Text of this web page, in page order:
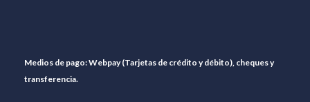
Medios de pago: Webpay (Tarjetas de crédito y débito), cheques y
transferencia.